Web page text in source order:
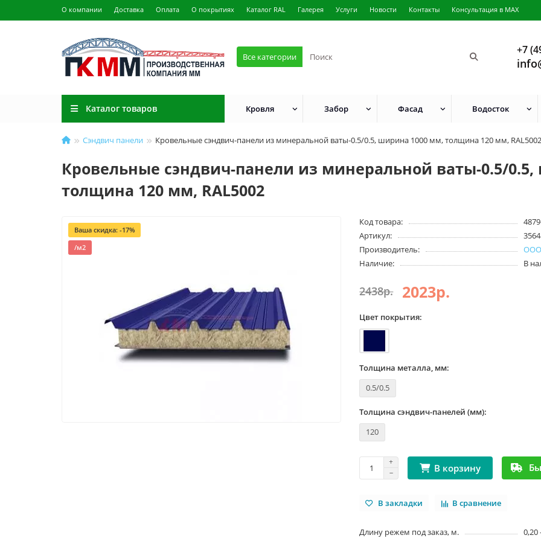
О компании Доставка Оплата О покрытиях Каталог RAL Галерея Услуги Новости Контакты Консультация в MAX
Все категории
+7
Каталог товаров Кровля Забор Фасад Водосток
Сэндвич панели Кровельные сэндвич-панели из минеральной ваты-0.5/0.5, ширина 1000 мм, толщина 120 мм, RAL5002
Кровельные сэндвич-панели из минеральной ваты-0.5/
толщина 120 мм, RAL5002
Ваша скидка: -17%
/м2
Код товара:
Артикул:
Производитель:
Наличие:
В
2438р. 2023р.
Цвет покрытия:
Толщина металла, мм:
0.5/0.5
Толщина сэндвич-панелей (мм):
120
В корзину
В закладки В сравнение
Длину режем под заказ, м.
0,20